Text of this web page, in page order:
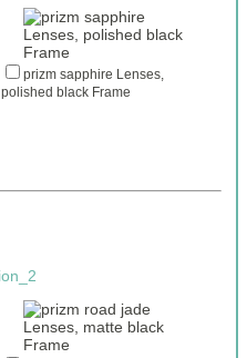
prizm sapphire Lenses,
polished black Frame